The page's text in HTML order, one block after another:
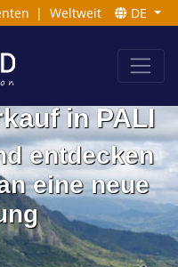
| Weltweit DE
in PALI
entdecken
eine neue